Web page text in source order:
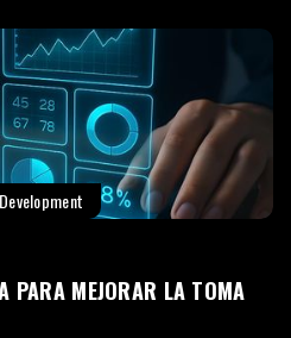
PARA MEJORAR LA TOMA